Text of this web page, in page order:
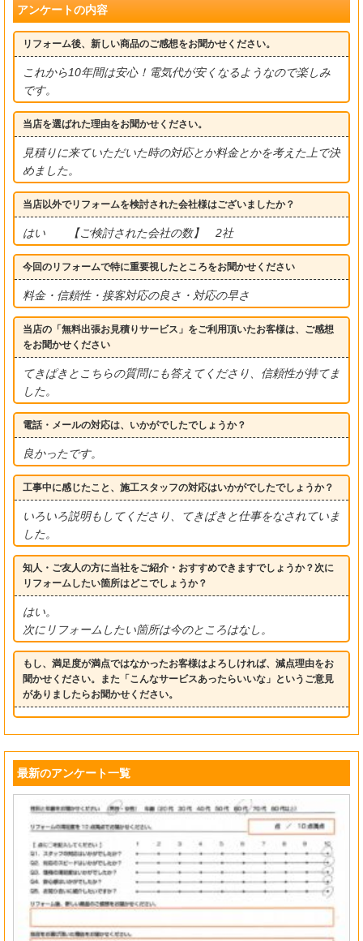
アンケートの内容
リフォーム後、新しい商品のご感想をお聞かせください。
これから10年間は安心！電気代が安くなるようなので楽しみ
です。
当店を選ばれた理由をお聞かせください。
見積りに来ていただいた時の対応とか料金とかを考えた上で決
めました。
当店以外でリフォームを検討された会社様はございましたか？
はい 【ご検討された会社の数】 2社
今回のリフォームで特に重要視したところをお聞かせください
料金・信頼性・接客対応の良さ・対応の早さ
当店の「無料出張お見積りサービス」をご利用頂いたお客様は、ご感想
をお聞かせください
てきぱきとこちらの質問にも答えてくださり、信頼性が持てま
した。
電話・メールの対応は、いかがでしたでしょうか？
良かったです。
工事中に感じたこと、施工スタッフの対応はいかがでしたでしょうか？
いろいろ説明もしてくださり、てきぱきと仕事をなされていま
した。
知人・ご友人の方に当社をご紹介・おすすめできますでしょうか？次に
リフォームしたい箇所はどこでしょうか？
はい。
次にリフォームしたい箇所は今のところはなし。
もし、満足度が満点ではなかったお客様はよろしければ、減点理由をお
聞かせください。また「こんなサービスあったらいいな」というご意見
がありましたらお聞かせください。
最新のアンケート一覧